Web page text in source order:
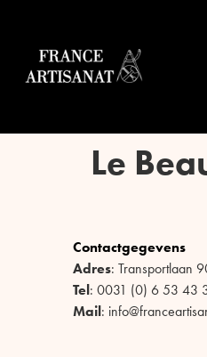
Le
Contactgegevens
Adres: Transportlaan
Tel: 0031 (0) 6 53 43
Mail: